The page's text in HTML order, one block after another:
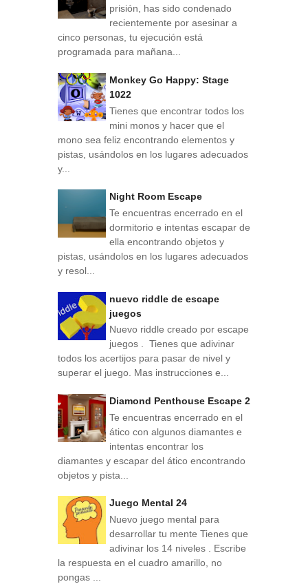
prisión, has sido condenado
recientemente por asesinar a
cinco personas, tu ejecución está
programada para mañana...
Monkey Go Happy: Stage
1022
Tienes que encontrar todos los
mini monos y hacer que el
mono sea feliz encontrando elementos y
pistas, usándolos en los lugares adecuados
y...
Night Room Escape
Te encuentras encerrado en el
dormitorio e intentas escapar de
ella encontrando objetos y
pistas, usándolos en los lugares adecuados
y resol...
nuevo riddle de escape
juegos
Nuevo riddle creado por escape
juegos . Tienes que adivinar
todos los acertijos para pasar de nivel y
superar el juego. Mas instrucciones e...
Diamond Penthouse Escape 2
Te encuentras encerrado en el
ático con algunos diamantes e
intentas encontrar los
diamantes y escapar del ático encontrando
objetos y pista...
Juego Mental 24
Nuevo juego mental para
desarrollar tu mente Tienes que
adivinar los 14 niveles . Escribe
la respuesta en el cuadro amarillo, no
pongas ...